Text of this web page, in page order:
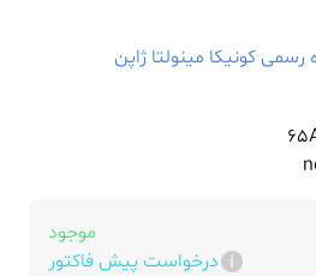
رسمی کونیکا مینولتا ژاپن
موجود
درخواست پیش فاکتور